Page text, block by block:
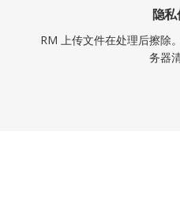
隐
RM 上传文件在处理后擦除
务器